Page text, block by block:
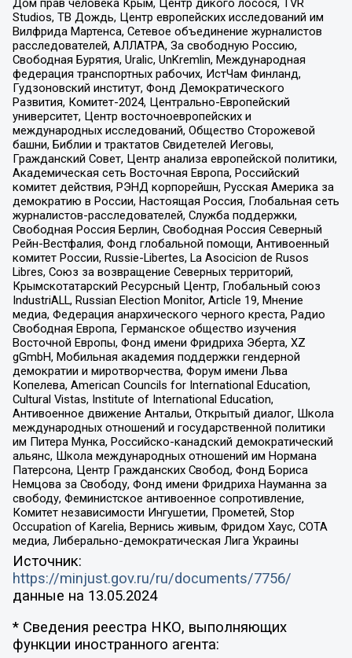
Дом прав человека Крым, Центр дикого лосося, TVR
Studios, ТВ Дождь, Центр европейских исследований им
Вилфрида Мартенса, Сетевое объединение журналистов
расследователей, АЛЛАТРА, За свободную Россию,
Свободная Бурятия, Uralic, UnKremlin, Международная
федерация транспортных рабочих, ИстЧам Финланд,
Гудзоновский институт, Фонд Демократического
Развития, Комитет-2024, Центрально-Европейский
университет, Центр восточноевропейских и
международных исследований, Общество Сторожевой
башни, Библии и трактатов Свидетелей Иеговы,
Гражданский Совет, Центр анализа европейской политики,
Академическая сеть Восточная Европа, Российский
комитет действия, РЭНД корпорейшн, Русская Америка за
демократию в России, Настоящая Россия, Глобальная сеть
журналистов-расследователей, Служба поддержки,
Свободная Россия Берлин, Свободная Россия Северный
Рейн-Вестфалия, Фонд глобальной помощи, Антивоенный
комитет России, Russie-Libertes, La Asocicion de Rusos
Libres, Союз за возвращение Северных территорий,
Крымскотатарский Ресурсный Центр, Глобальный союз
IndustriALL, Russian Election Monitor, Article 19, Мнение
медиа, Федерация анархического черного креста, Радио
Свободная Европа, Германское общество изучения
Восточной Европы, Фонд имени Фридриха Эберта, XZ
gGmbH, Мобильная академия поддержки гендерной
демократии и миротворчества, Форум имени Льва
Копелева, American Councils for International Education,
Cultural Vistas, Institute of International Education,
Антивоенное движение Антальи, Открытый диалог, Школа
международных отношений и государственной политики
им Питера Мунка, Российско-канадский демократический
альянс, Школа международных отношений им Нормана
Патерсона, Центр Гражданских Свобод, Фонд Бориса
Немцова за Свободу, Фонд имени Фридриха Науманна за
свободу, Феминистское антивоенное сопротивление,
Комитет независимости Ингушетии, Прометей, Stop
Occupation of Karelia, Вернись живым, Фридом Хаус, СОТА
медиа, Либерально-демократическая Лига Украины
Источник:
https://minjust.gov.ru/ru/documents/7756/
данные на 13.05.2024
* Сведения реестра НКО, выполняющих
функции иностранного агента: